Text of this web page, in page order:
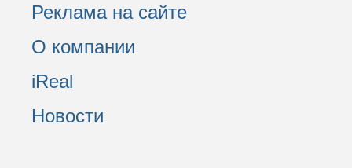
Реклама на сайте
О компании
iReal
Новости